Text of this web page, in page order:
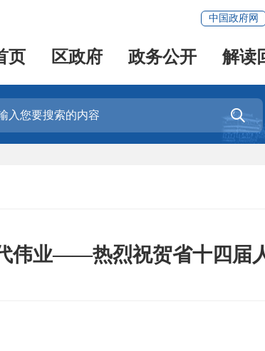
中国政府网
页 区政府 政务公开 解读

伟业——热烈祝贺省十四届